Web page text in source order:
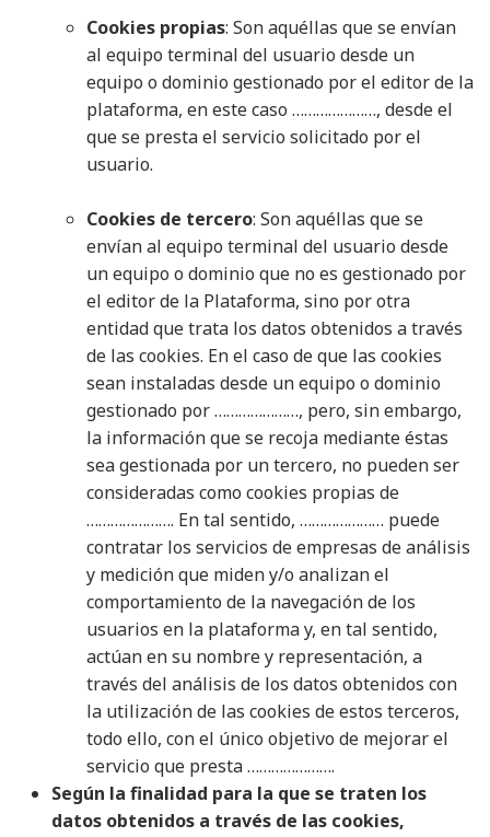
Cookies propias: Son aquéllas que se envían
al equipo terminal del usuario desde un
equipo o dominio gestionado por el editor de la
plataforma, en este caso …………………, desde el
que se presta el servicio solicitado por el
usuario.
Cookies de tercero: Son aquéllas que se
envían al equipo terminal del usuario desde
un equipo o dominio que no es gestionado por
el editor de la Plataforma, sino por otra
entidad que trata los datos obtenidos a través
de las cookies. En el caso de que las cookies
sean instaladas desde un equipo o dominio
gestionado por …………………, pero, sin embargo,
la información que se recoja mediante éstas
sea gestionada por un tercero, no pueden ser
consideradas como cookies propias de
…………………. En tal sentido, ………………… puede
contratar los servicios de empresas de análisis
y medición que miden y/o analizan el
comportamiento de la navegación de los
usuarios en la plataforma y, en tal sentido,
actúan en su nombre y representación, a
través del análisis de los datos obtenidos con
la utilización de las cookies de estos terceros,
todo ello, con el único objetivo de mejorar el
servicio que presta ………………….
Según la finalidad para la que se traten los
datos obtenidos a través de las cookies,